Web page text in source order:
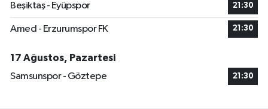
Beşiktaş - Eyüpspor 21:30
Amed - Erzurumspor FK 21:30
17 Ağustos, Pazartesi
Samsunspor - Göztepe
21:30